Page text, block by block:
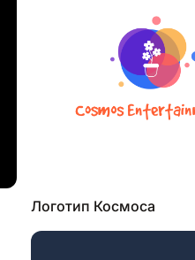
Логотип Космоса